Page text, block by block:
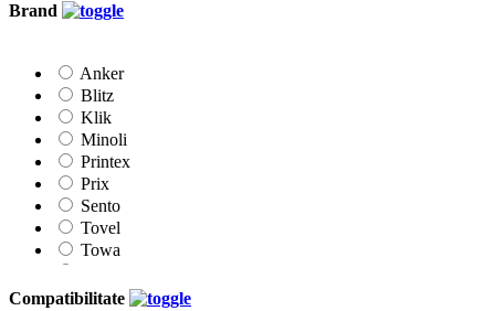
Brand
Anker
Blitz
Klik
Minoli
Printex
Prix
Sento
Tovel
Towa
Compatibilitate